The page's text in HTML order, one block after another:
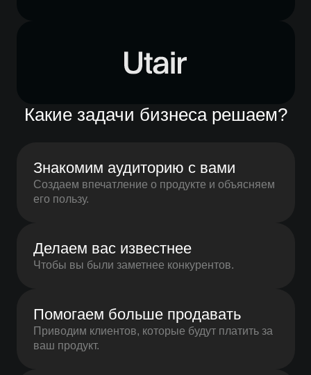
Какие задачи бизнеса решаем?
Знакомим аудиторию с вами
Создаем впечатление о продукте и объясняем
его пользу.
Делаем вас известнее
Чтобы вы были заметнее конкурентов.
Помогаем больше продавать
Приводим клиентов, которые будут платить за
ваш продукт.